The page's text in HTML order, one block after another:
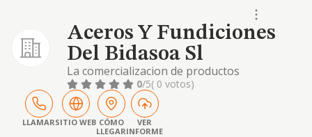
Aceros Y Fundiciones
Del Bidasoa Sl
La comercializacion de productos
manufacturados relacionados con la
metalurgia y la compraventa de maquinaria
en general
0/5( 0 votos)
LLAMARSITIO WEB CÓMO
LLEGAR
VER
INFORME